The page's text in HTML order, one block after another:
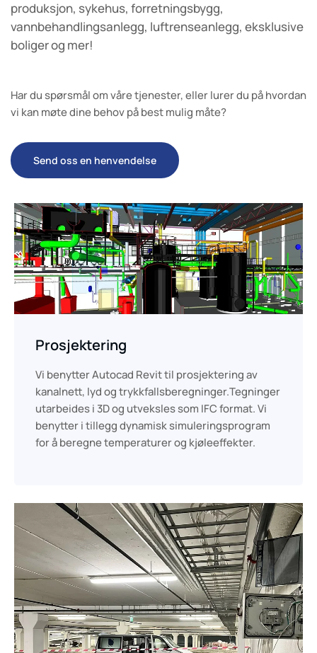
produksjon, sykehus, forretningsbygg,
vannbehandlingsanlegg, luftrenseanlegg, eksklusive
boliger og mer!
Har du spørsmål om våre tjenester, eller lurer du på hvordan
vi kan møte dine behov på best mulig måte?
Send oss en henvendelse
Prosjektering
Vi benytter Autocad Revit til prosjektering av
kanalnett, lyd og trykkfallsberegninger.Tegninger
utarbeides i 3D og utveksles som IFC format. Vi
benytter i tillegg dynamisk simuleringsprogram
for å beregne temperaturer og kjøleeffekter.